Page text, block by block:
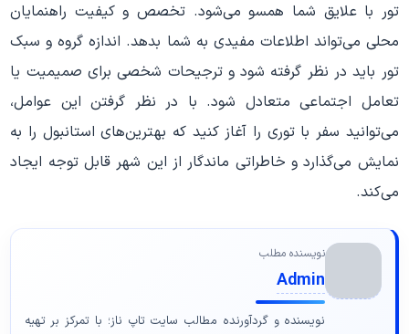
تور با علایق شما همسو می‌شود. تخصص و کیفیت راهنمایان
محلی می‌تواند اطلاعات مفیدی به شما بدهد. اندازه گروه و سبک
تور باید در نظر گرفته شود و ترجیحات شخصی برای صمیمیت یا
تعامل اجتماعی متعادل شود. با در نظر گرفتن این عوامل،
می‌توانید سفر با توری را آغاز کنید که بهترین‌های استانبول را به
نمایش می‌گذارد و خاطراتی ماندگار از این شهر قابل توجه ایجاد
می‌کند.
نویسنده مطلب
Admin
نویسنده و گردآورنده مطالب سایت تاپ ناز؛ با تمرکز بر تهیه